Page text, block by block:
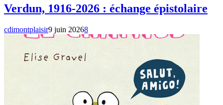
Verdun, 1916-2026 : échange épistolaire
cdimontplaisir9 juin 20268